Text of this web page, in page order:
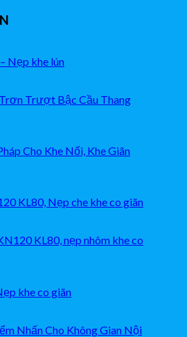
Nẹp khe lún
Trượt Bậc Cầu Thang
Cho Khe Nối, Khe Giãn
KL80, Nẹp che khe co giãn
KL80, nẹp nhôm khe co
khe co giãn
Nhấn Cho Không Gian Nội